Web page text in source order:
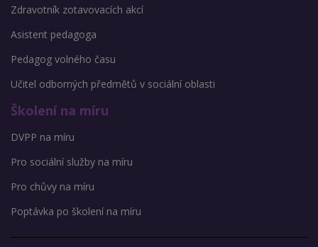
Zdravotník zotavovacích akcí
Asistent pedagoga
Pedagog volného času
Učitel odborných předmětů v sociální oblasti
Školení na míru
DVPP na míru
Pro sociální služby na míru
Pro chůvy na míru
Poptávka po školení na míru